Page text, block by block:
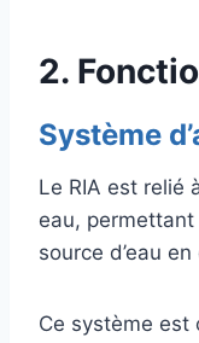
2.
Système
Le RIA est relié
eau, permettant
source d’eau en
Ce système est